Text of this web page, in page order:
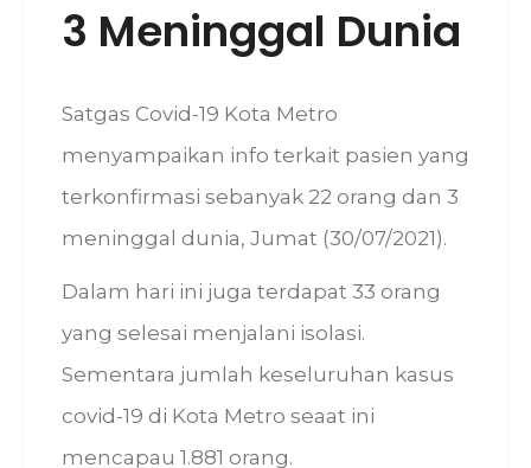
3 Meninggal Dunia
Satgas Covid-19 Kota Metro
menyampaikan info terkait pasien yang
terkonfirmasi sebanyak 22 orang dan 3
meninggal dunia, Jumat (30/07/2021).
Dalam hari ini juga terdapat 33 orang
yang selesai menjalani isolasi.
Sementara jumlah keseluruhan kasus
covid-19 di Kota Metro seaat ini
mencapau 1.881 orang.